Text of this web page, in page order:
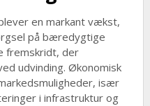
en markant vækst,
på bæredygtige
fremskridt, der
udvinding. Økonomisk
især
i infrastruktur og